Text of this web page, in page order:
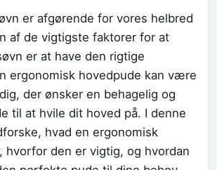
er afgørende for vores helbred
af de vigtigste faktorer for at
er at have den rigtige
ergonomisk hovedpude kan være
der ønsker en behagelig og
til at hvile dit hoved på. I denne
hvad en ergonomisk
hvorfor den er vigtig, og hvordan